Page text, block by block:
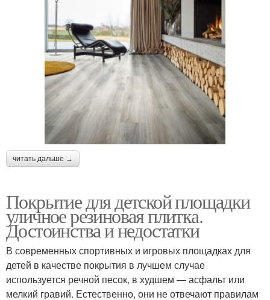
читать дальше →
Покрытие для детской площадки
уличное резиновая плитка.
Достоинства и недостатки
В современных спортивных и игровых площадках для
детей в качестве покрытия в лучшем случае
используется речной песок, в худшем — асфальт или
мелкий гравий. Естественно, они не отвечают правилам